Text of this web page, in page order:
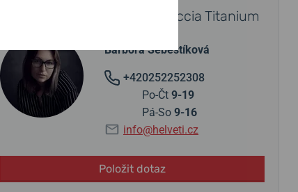
Obraťte se na specialistu Boccia Titanium
Barbora Šebestíková
+420252252308
Po-Čt 9-19
Pá-So 9-16
info@helveti.cz
Položit dotaz